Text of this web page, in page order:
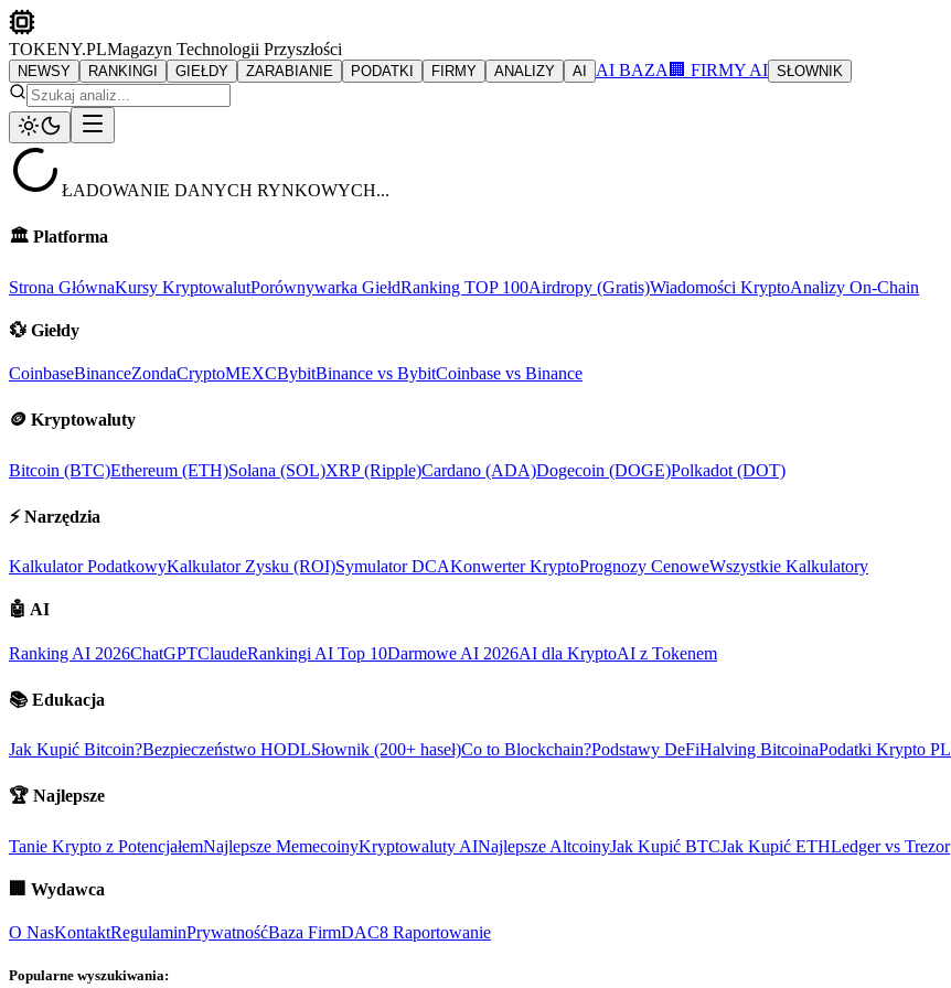
TOKENY.PLMagazyn Technologii Przyszłości
NEWSY RANKINGI GIEŁDY ZARABIANIE PODATKI FIRMY ANALIZY AI AI BAZA 🏢 FIRMY AI SŁOWNIK
ŁADOWANIE DANYCH RYNKOWYCH...
🏛️ Platforma
Strona GłównaKursy KryptowalutPorównywarka GiełdRanking TOP 100Airdropy (Gratis)Wiadomości KryptoAnalizy On-Chain
💱 Giełdy
CoinbaseBinanceZondaCryptoMEXCBybitBinance vs BybitCoinbase vs Binance
🪙 Kryptowaluty
Bitcoin (BTC)Ethereum (ETH)Solana (SOL)XRP (Ripple)Cardano (ADA)Dogecoin (DOGE)Polkadot (DOT)
⚡ Narzędzia
Kalkulator PodatkowyKalkulator Zysku (ROI)Symulator DCAKonwerter KryptoPrognozy CenoweWszystkie Kalkulatory
🤖 AI
Ranking AI 2026ChatGPTClaudeRankingi AI Top 10Darmowe AI 2026AI dla KryptoAI z Tokenem
📚 Edukacja
Jak Kupić Bitcoin?Bezpieczeństwo HODLSłownik (200+ haseł)Co to Blockchain?Podstawy DeFiHalving BitcoinaPodatki Krypto PL
🏆 Najlepsze
Tanie Krypto z PotencjałemNajlepsze MemecoinyKryptowaluty AINajlepsze AltcoinyJak Kupić BTCJak Kupić ETHLedger vs Trezor
🏢 Wydawca
O NasKontaktRegulaminPrywatnośćBaza FirmDAC8 Raportowanie
Popularne wyszukiwania: